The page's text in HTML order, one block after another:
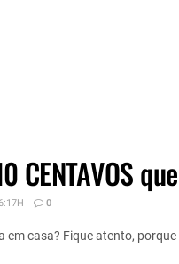
CENTAVOS
0
casa? Fique atento,